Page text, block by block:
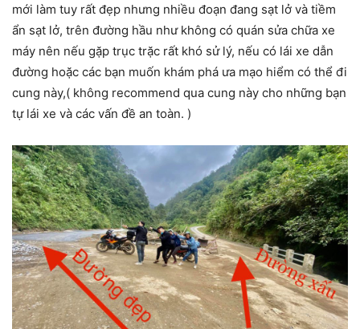
mới làm tuy rất đẹp nhưng nhiều đoạn đang sạt lở và tiềm
ẩn sạt lở, trên đường hầu như không có quán sửa chữa xe
máy nên nếu gặp trục trặc rất khó sử lý, nếu có lái xe dẫn
đường hoặc các bạn muốn khám phá ưa mạo hiểm có thể đi
cung này,( không recommend qua cung này cho những bạn
tự lái xe và các vấn đề an toàn. )